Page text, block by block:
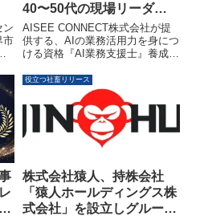
ン
市
40〜50代の現場リーダー
層がAI業務活用に意欲
AISEE CONNECT株式会社が提
供する、AIの業務活用力を身につ
ける資格『AI業務支援士』養成研
た。申込者の中心は40〜50代の
現場リーダー層であり、「AIを導
入する」段階から「現場で活用す
る」段階への学び直しの動きが鮮
明になっています。
役立つ社畜リリース
株式会社猿人、持株会社
「猿人ホールディングス株
式会社」を設立しグループ